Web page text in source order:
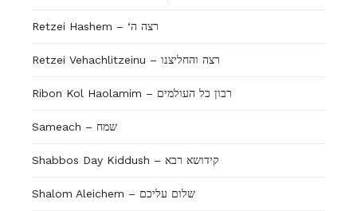
Retzei Hashem – ‘רצה ה
Retzei Vehachlitzeinu – רצה והחליצנו
Ribon Kol Haolamim – רבון כל העולמים
Sameach – שמח
Shabbos Day Kiddush – קידושא רבא
Shalom Aleichem – שלום עליכם